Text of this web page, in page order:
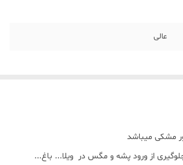
عالی
مشکی میباشد
از ورود پشه و مگس در ویلا... باغ...